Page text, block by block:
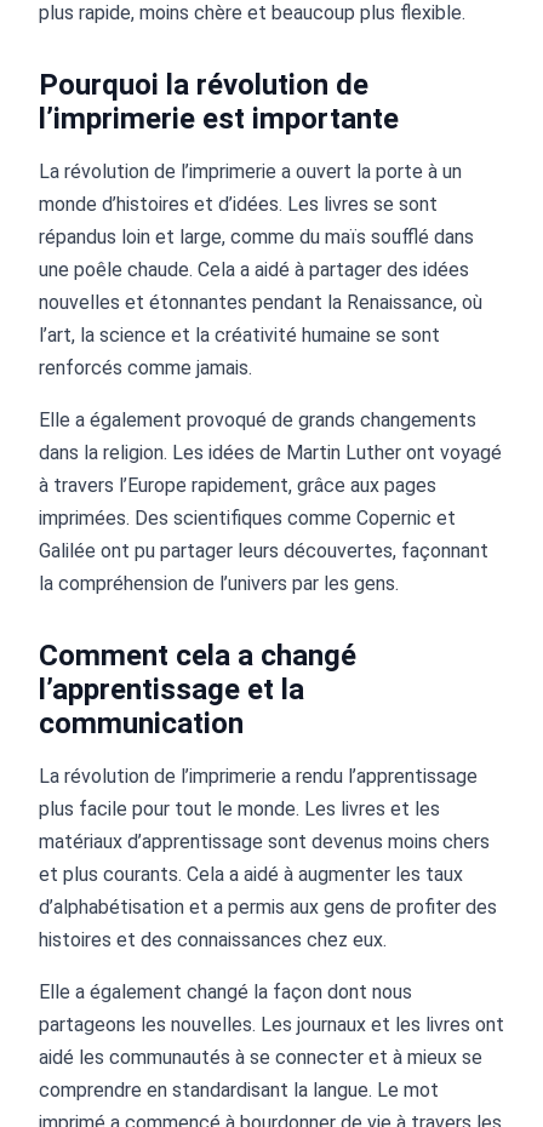
plus rapide, moins chère et beaucoup plus flexible.
Pourquoi la révolution de
l’imprimerie est importante
La révolution de l’imprimerie a ouvert la porte à un
monde d’histoires et d’idées. Les livres se sont
répandus loin et large, comme du maïs soufflé dans
une poêle chaude. Cela a aidé à partager des idées
nouvelles et étonnantes pendant la Renaissance, où
l’art, la science et la créativité humaine se sont
renforcés comme jamais.
Elle a également provoqué de grands changements
dans la religion. Les idées de Martin Luther ont voyagé
à travers l’Europe rapidement, grâce aux pages
imprimées. Des scientifiques comme Copernic et
Galilée ont pu partager leurs découvertes, façonnant
la compréhension de l’univers par les gens.
Comment cela a changé
l’apprentissage et la
communication
La révolution de l’imprimerie a rendu l’apprentissage
plus facile pour tout le monde. Les livres et les
matériaux d’apprentissage sont devenus moins chers
et plus courants. Cela a aidé à augmenter les taux
d’alphabétisation et a permis aux gens de profiter des
histoires et des connaissances chez eux.
Elle a également changé la façon dont nous
partageons les nouvelles. Les journaux et les livres ont
aidé les communautés à se connecter et à mieux se
comprendre en standardisant la langue. Le mot